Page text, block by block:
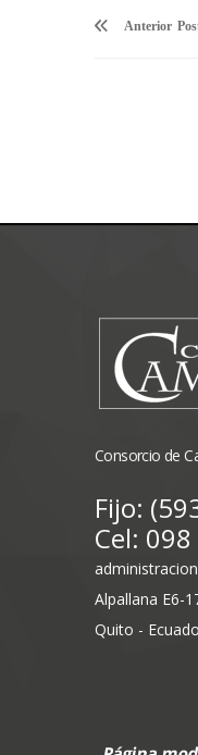
Anterior
Consorcio de
Fijo:
Cel:
Alpallana E6-
Quito -